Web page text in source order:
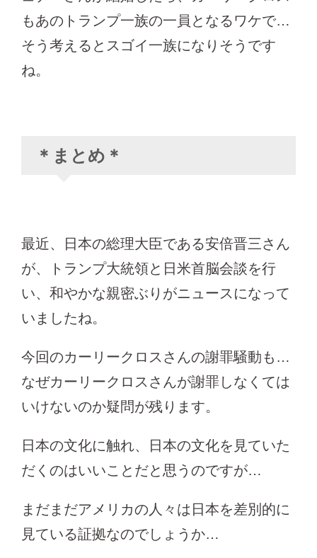
もあのトランプ一族の一員となるワケで…
そう考えるとスゴイ一族になりそうです
ね。
＊まとめ＊
最近、日本の総理大臣である安倍晋三さん
が、トランプ大統領と日米首脳会談を行
い、和やかな親密ぶりがニュースになって
いましたね。
今回のカーリークロスさんの謝罪騒動も…
なぜカーリークロスさんが謝罪しなくては
いけないのか疑問が残ります。
日本の文化に触れ、日本の文化を見ていた
だくのはいいことだと思うのですが…
まだまだアメリカの人々は日本を差別的に
見ている証拠なのでしょうか…